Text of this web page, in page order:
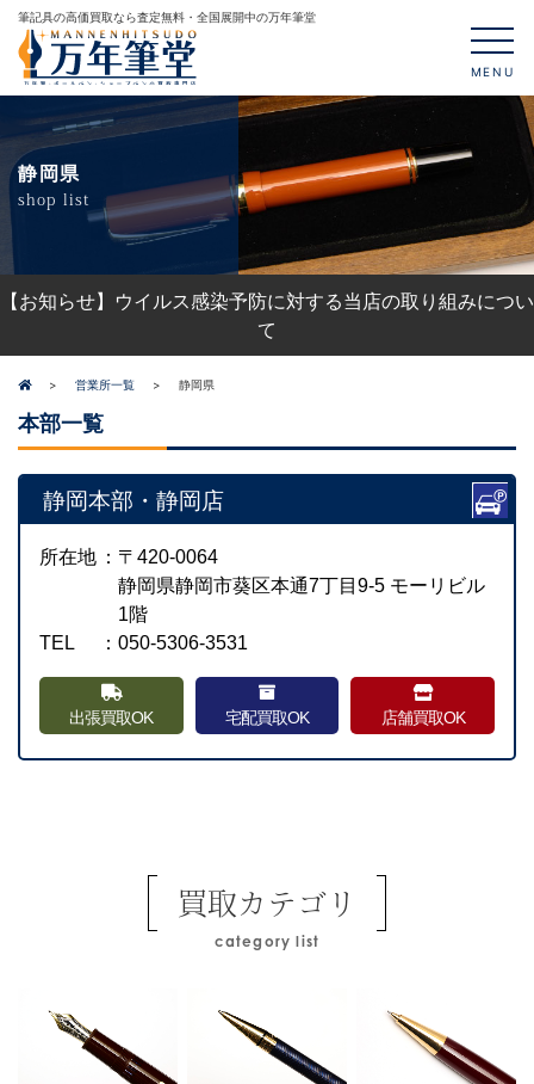
筆記具の高価買取なら査定無料・全国展開中の万年筆堂
MENU
静岡県
shop list
【お知らせ】ウイルス感染予防に対する当店の取り組みについ
て
営業所一覧 静岡県
本部一覧
静岡本部・静岡店
所在地 ： 〒420-0064
静岡県静岡市葵区本通7丁目9-5 モーリビル
1階
TEL
： 050-5306-3531
出張買取OK 宅配買取OK 店舗買取OK
買取カテゴリ
category list